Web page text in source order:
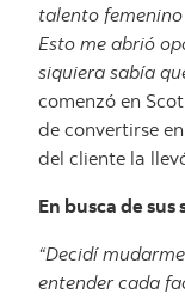
talento
Esto me abrió
siquiera sabía
comenzó en
de convertirse
del cliente la
En busca de sus
“Decidí
entender cada